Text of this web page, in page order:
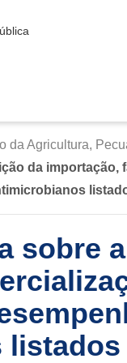
da Agricultura,
da
sobre
listados